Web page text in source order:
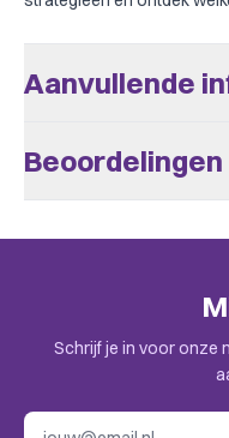
Aanvullende
BoardGameGeek
Uitgever
Beoordelingen
plaatsen. Check de
Schrijf je in voor onze